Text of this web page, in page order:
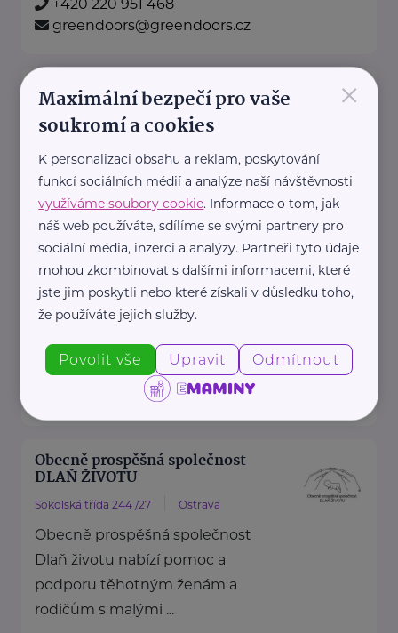
+420 220 951 468
greendoors@greendoors.cz
Klub svobodných matek z.s.
Dukelských hrdinů 34 Praha 7
"Pomáháme rodičům a jejich
dětem."
Rodinám samoživitelů z celé ČR
poskytujeme finanční, materiální,
odbornou právní ...
+420 800 995 511
info@klubsvobodnychmatek.cz
Obecně prospěšná společnost
DLAŇ ŽIVOTU
Sokolská třída 244 /27 Ostrava
Obecně prospěšná společnost
Dlaň životu nabízí pomoc a
podporu těhotným ženám a
rodičům s malými ...
×
Maximální bezpečí pro vaše
soukromí a cookies
K personalizaci obsahu a reklam, poskytování
funkcí sociálních médií a analýze naší návštěvnosti
využíváme soubory cookie. Informace o tom, jak
náš web používáte, sdílíme se svými partnery pro
sociální média, inzerci a analýzy. Partneři tyto údaje
mohou zkombinovat s dalšími informacemi, které
jste jim poskytli nebo které získali v důsledku toho,
že používáte jejich služby.
Povolit vše Upravit Odmítnout